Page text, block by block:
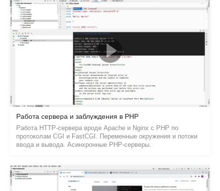
Работа сервера и заблуждения в PHP
Работа HTTP-сервера вроде Apache и Nginx с PHP по
протоколам CGI и FastCGI. Переменные окружения и потоки
ввода и вывода. Асинхронные PHP-серверы.